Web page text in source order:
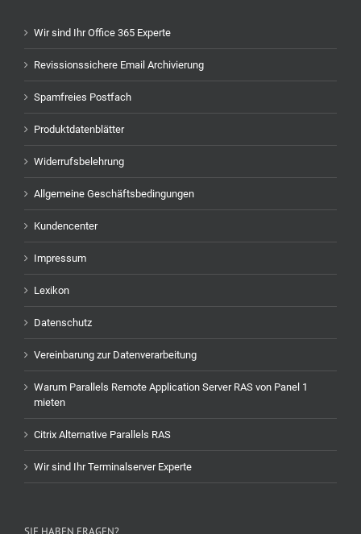
Wir sind Ihr Office 365 Experte
Revissionssichere Email Archivierung
Spamfreies Postfach
Produktdatenblätter
Widerrufsbelehrung
Allgemeine Geschäftsbedingungen
Kundencenter
Impressum
Lexikon
Datenschutz
Vereinbarung zur Datenverarbeitung
Warum Parallels Remote Application Server RAS von Panel 1
mieten
Citrix Alternative Parallels RAS
Wir sind Ihr Terminalserver Experte